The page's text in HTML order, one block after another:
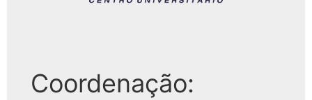
Coordenação: